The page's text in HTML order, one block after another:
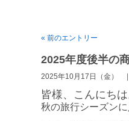
« 前のエントリー
2025年度後半の
2025年10月17日（金）
皆様、こんにち
秋の旅行シーズン